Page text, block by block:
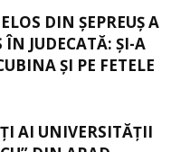
DIN ȘEPREUȘ A
ÎN JUDECATĂ: ȘI-A
ȘI PE FETELE
AI UNIVERSITĂȚII